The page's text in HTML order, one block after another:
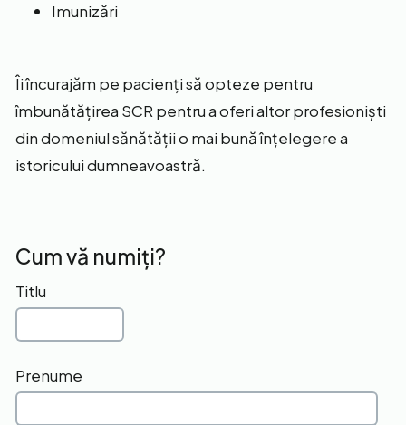
Imunizări
Îi încurajăm pe pacienți să opteze pentru
îmbunătățirea SCR pentru a oferi altor profesioniști
din domeniul sănătății o mai bună înțelegere a
istoricului dumneavoastră.
Cum vă numiți?
Titlu
Prenume